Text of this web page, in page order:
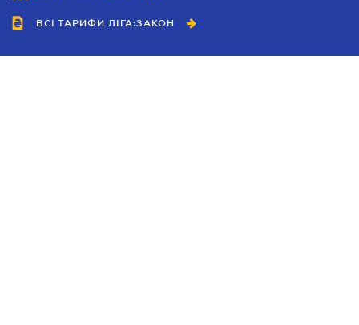
ВСІ ТАРИФИ ЛІГА:ЗАКОН